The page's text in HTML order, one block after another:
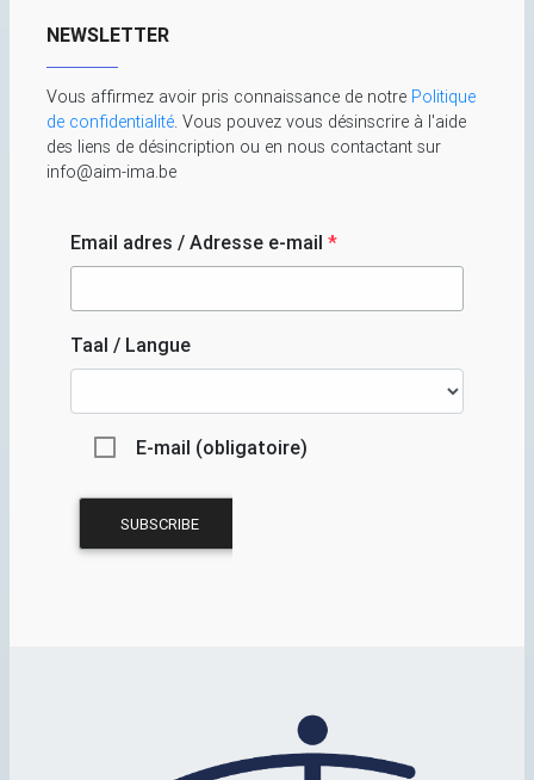
NEWSLETTER
Vous affirmez avoir pris connaissance de notre Politique
de confidentialité. Vous pouvez vous désinscrire à l'aide
des liens de désincription ou en nous contactant sur
info@aim-ima.be
Email adres / Adresse e-mail *
Taal / Langue
E-mail (obligatoire)